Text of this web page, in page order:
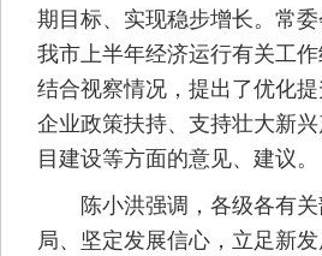
期目标、实现稳步增长。常
我市上半年经济运行有关工
结合视察情况，提出了优化
企业政策扶持、支持壮大新
目建设等方面的意见、建议。
陈小洪强调，各级各有关
局、坚定发展信心，立足新